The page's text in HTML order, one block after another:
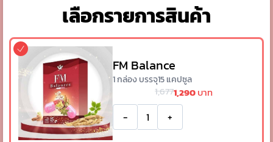
เลือกรายการสินค้า
FM Balance
1 กล่อง บรรจุ15 แคปซูล
1,6771,290บาท
- +